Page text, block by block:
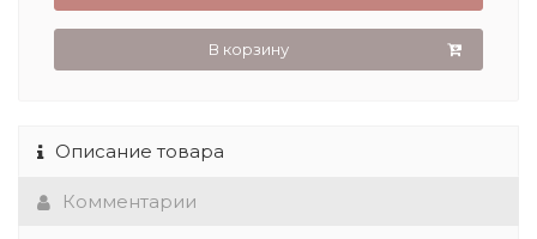
В корзину
Описание товара
Комментарии